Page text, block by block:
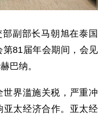
副部长马朝旭在泰国
81届年会期间，会见
巴纳。
界滥施关税，严重冲
太经济合作。亚太经